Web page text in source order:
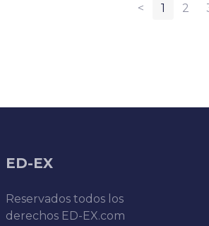
< 1 2
ED-EX
Reservados todos los
derechos ED-EX.com